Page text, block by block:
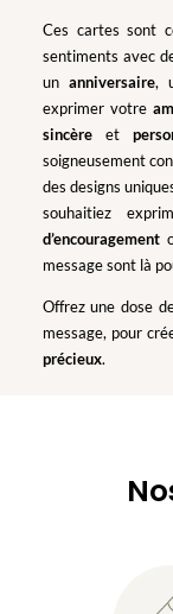
Ces cartes sont
sentiments avec
unanniversaire,
exprimer votre
sincèreet
soigneusement
des designs
souhaitiez
d’encouragement
message sont là
Offrez une dose
message, pour
précieux.